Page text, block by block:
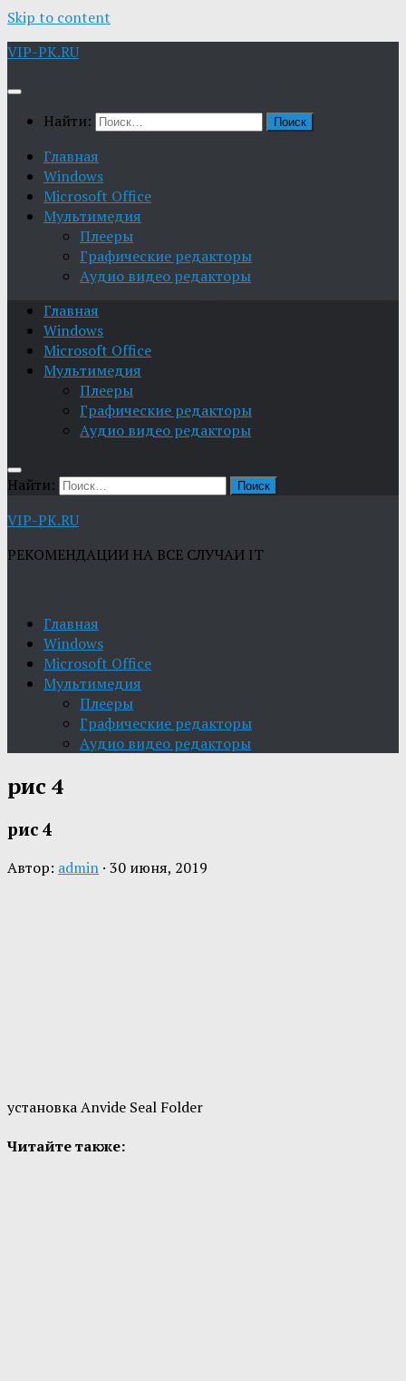
Skip to content
VIP-PK.RU
Найти:
Главная
Windows
Microsoft Office
Мультимедия
Плееры
Графические редакторы
Aудио видео редакторы
Главная
Windows
Microsoft Office
Мультимедия
Плееры
Графические редакторы
Aудио видео редакторы
Найти:
VIP-PK.RU
РЕКОМЕНДАЦИИ НА ВСЕ СЛУЧАИ IT
Главная
Windows
Microsoft Office
Мультимедия
Плееры
Графические редакторы
Aудио видео редакторы
рис 4
рис 4
Автор: admin · 30 июня, 2019
установка Anvide Seal Folder
Читайте также: